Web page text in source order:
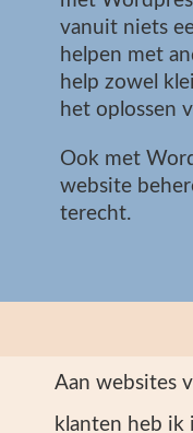
vanuit niets
helpen met
help zowel
het oplossen
Ook met
website
terecht.
Aan websites
klanten heb ik